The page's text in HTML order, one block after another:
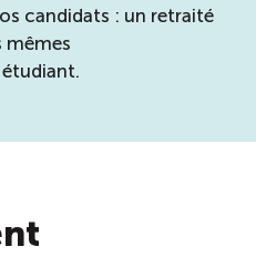
candidats : un retraité
mêmes